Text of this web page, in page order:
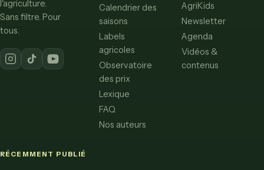
l'agriculture.
Sans filtre. Pour
tous.
Calendrier des
saisons
Labels
agricoles
Observatoire
des prix
Lexique
FAQ
Nos auteurs
AgriKids
Newsletter
Agenda
Vidéos &
contenus
RÉCEMMENT PUBLIÉ